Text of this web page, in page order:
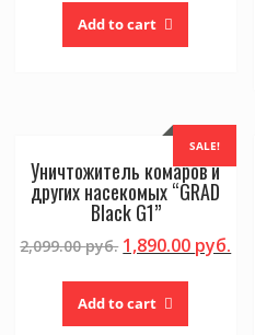
Add to cart
SALE!
Уничтожитель комаров и
других насекомых “GRAD
Black G1”
2,099.00руб. 1,890.00 руб.
Add to cart